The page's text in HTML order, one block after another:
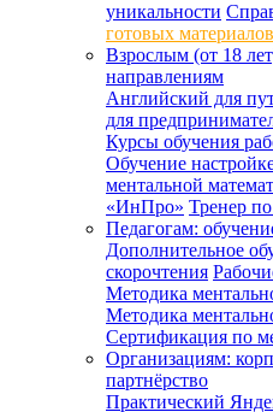
уникальности
готовых
Взрослым (от 18
направлениям
Английский для
для
Курсы обучения
Обучение
ментальной
«ИнПро» Тренер
Педагогам:
Дополнительное
скорочтения
Методика
Методика
Сертификация по
Организациям:
партнёрство
Практический